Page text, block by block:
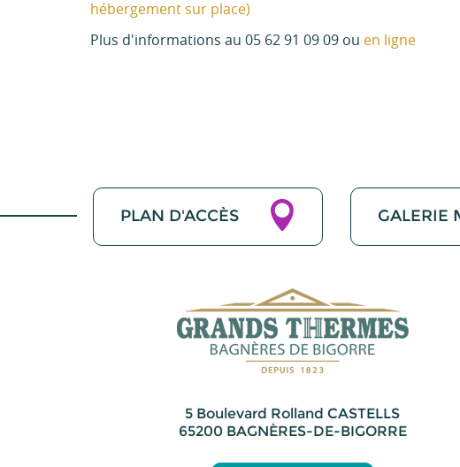
hébergement sur place)
Plus d'informations au 05 62 91 09 09 ou en ligne
PLAN D'ACCÈS GALERIE
5 Boulevard Rolland CASTELLS
65200 BAGNÈRES-DE-BIGORRE